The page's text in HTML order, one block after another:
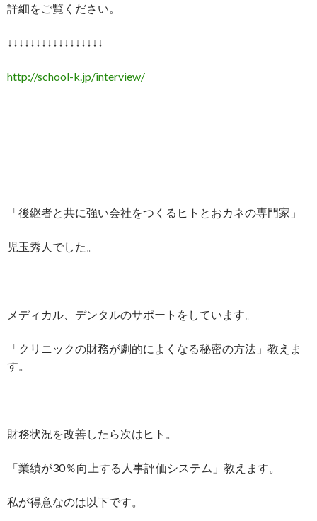
詳細をご覧ください。
↓↓↓↓↓↓↓↓↓↓↓↓↓↓↓↓↓
http://school-k.jp/interview/
「後継者と共に強い会社をつくるヒトとおカネの専門家」
児玉秀人でした。
メディカル、デンタルのサポートをしています。
「クリニックの財務が劇的によくなる秘密の方法」教えま
す。
財務状況を改善したら次はヒト。
「業績が30％向上する人事評価システム」教えます。
私が得意なのは以下です。